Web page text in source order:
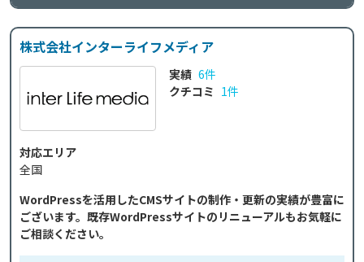
株式会社インターライフメディア
実績 6件
クチコミ 1件
対応エリア
全国
WordPressを活用したCMSサイトの制作・更新の実績が豊富に
ございます。既存WordPressサイトのリニューアルもお気軽に
ご相談ください。